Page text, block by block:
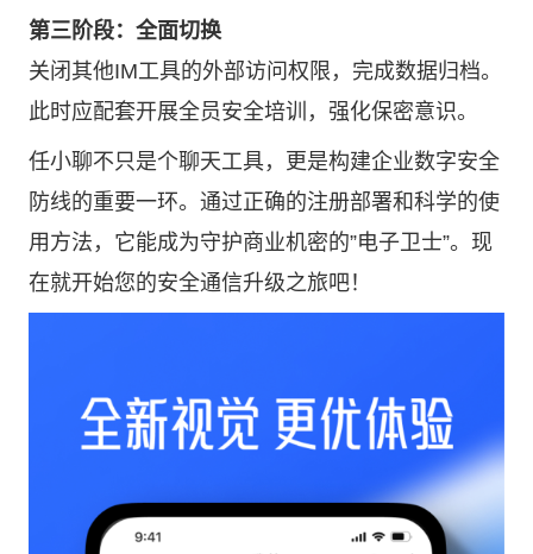
第三阶段：全面切换
关闭其他IM工具的外部访问权限，完成数据归档。
此时应配套开展全员安全培训，强化保密意识。
任小聊不只是个聊天工具，更是构建企业数字安全
防线的重要一环。通过正确的注册部署和科学的使
用方法，它能成为守护商业机密的”电子卫士”。现
在就开始您的安全通信升级之旅吧！